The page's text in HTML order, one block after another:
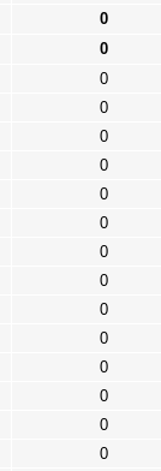
0
0
0
0
0
0
0
0
0
0
0
0
0
0
0
0